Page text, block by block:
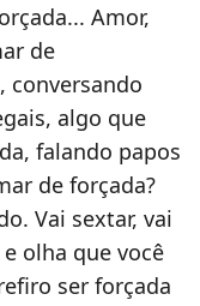
Amor,
de
conversando
algo que
falando papos
de forçada?
Vai sextar, vai
olha que você
ser forçada